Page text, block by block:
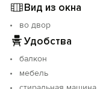
Вид из окна
во двор
Удобства
балкон
мебель